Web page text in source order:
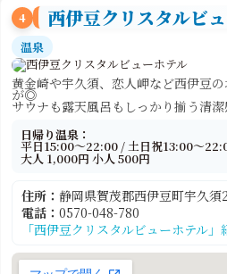
4 西伊豆クリスタルビ
温泉
黄金崎や宇久須、恋人岬など西伊豆
が◎
サウナも露天風呂もしっかり揃う清潔
日帰り温泉：
平日15:00〜22:00 / 土日祝13:00～
大人 1,000円 小人 500円
住所： 静岡県賀茂郡西伊豆町宇久須
電話： 0570-048-780
「西伊豆クリスタルビューホテル